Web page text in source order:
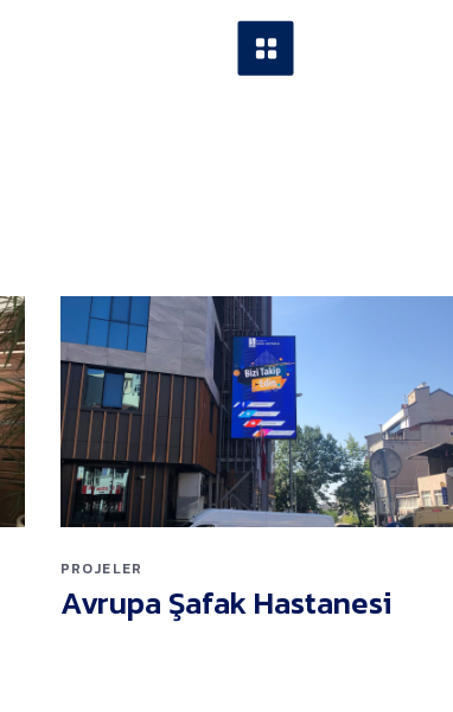
PROJELER
Avrupa Şafak Hastanesi